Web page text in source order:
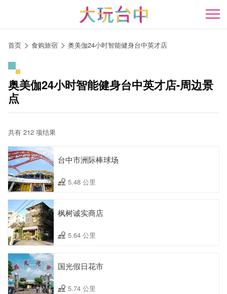
开
首页 食购旅宿 奥美伽24小时智能健身台中英才店
奥美伽24小时智能健身台中英才店-周边景
点
共有 212 项结果
台中市洲际棒球场
5.48 公里
枫树诚实商店
5.64 公里
国光假日花市
5.74 公里